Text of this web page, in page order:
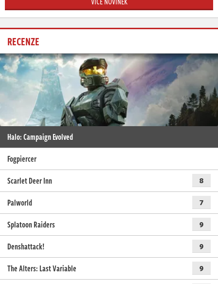
RECENZE
Halo: Campaign Evolved
Fogpiercer
Scarlet Deer Inn
8
Palworld 7
Splatoon Raiders 9
Denshattack! 9
The Alters: Last Variable 9